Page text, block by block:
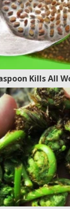
Kills All